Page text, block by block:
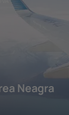
Neagra